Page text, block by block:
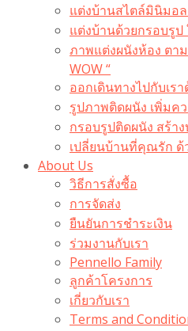
แต่งบ้านสไตล์มินิมอ
แต่งบ้านด้วยกรอบรู
ภาพแต่งผนังห้อง ตา
WOW “
ออกเดินทางไปกับเร
รูปภาพติดผนัง เพิ่ม
กรอบรูปติดผนัง สร้า
เปลี่ยนบ้านที่คุณรัก
About Us
วิธีการสั่งซื้อ
การจัดส่ง
ยืนยันการชำระเงิน
ร่วมงานกับเรา
Pennello Family
ลูกค้าโครงการ
เกี่ยวกับเรา
Terms and